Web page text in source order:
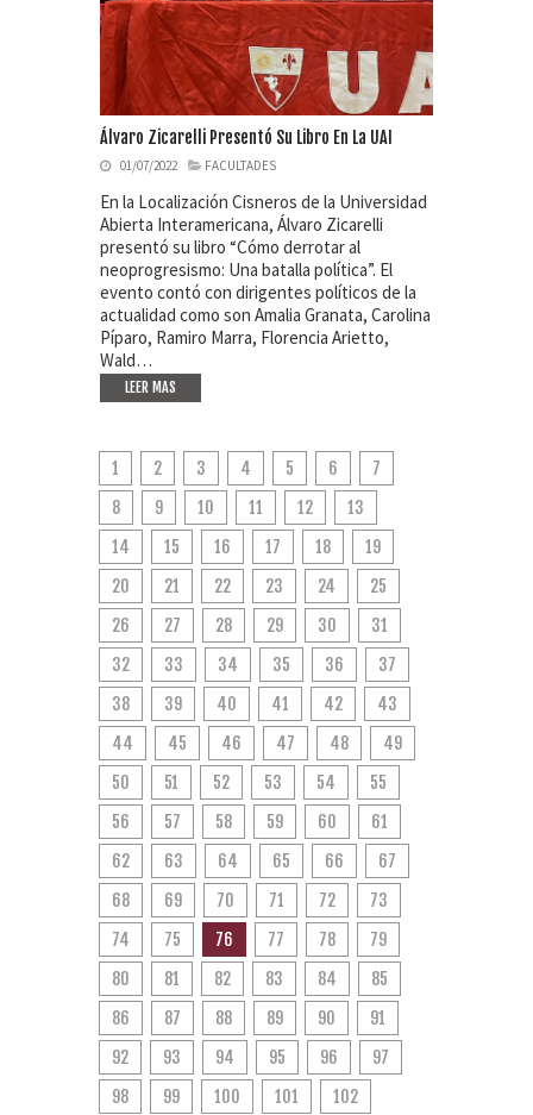
Álvaro Zicarelli Presentó Su Libro En La UAI
01/07/2022 FACULTADES
En la Localización Cisneros de la Universidad
Abierta Interamericana, Álvaro Zicarelli
presentó su libro “Cómo derrotar al
neoprogresismo: Una batalla política”. El
evento contó con dirigentes políticos de la
actualidad como son Amalia Granata, Carolina
Píparo, Ramiro Marra, Florencia Arietto,
Wald…
LEER MAS
1 2 3 4 5 6
7
8
9 10 11 12
13
14
15 16 17 18
19
20
21 22 23 24
25
26
27 28 29 30
31
32
33 34 35 36
37
38
39 40 41 42
43
44
45 46 47 48
49
50
51 52 53 54
55
56
57 58 59 60
61
62
63 64 65 66
67
68
69 70 71 72
73
74
75 76 77 78
79
80
81 82 83 84
85
86
87 88 89 90
91
92
93 94 95 96
97
98
99 100 101 102